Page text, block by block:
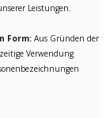
Leistungen.
Form: Aus Gründen der
Verwendung